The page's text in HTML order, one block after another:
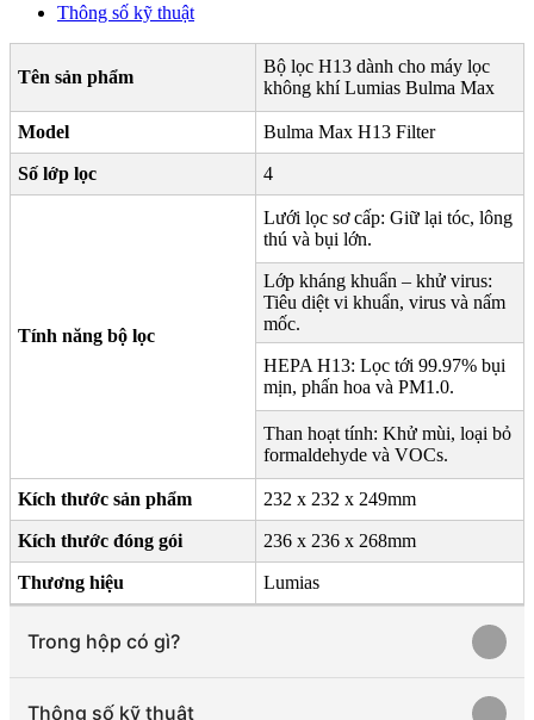
Thông số kỹ thuật
Tên sản phẩm
Bộ lọc H13 dành cho máy lọc
không khí Lumias Bulma Max
Model Bulma Max H13 Filter
Số lớp lọc 4
Tính năng bộ lọc
Lưới lọc sơ cấp: Giữ lại tóc, lông
thú và bụi lớn.
Lớp kháng khuẩn – khử virus:
Tiêu diệt vi khuẩn, virus và nấm
mốc.
HEPA H13: Lọc tới 99.97% bụi
mịn, phấn hoa và PM1.0.
Than hoạt tính: Khử mùi, loại bỏ
formaldehyde và VOCs.
Kích thước sản phẩm 232 x 232 x 249mm
Kích thước đóng gói 236 x 236 x 268mm
Thương hiệu Lumias
Trong hộp có gì?
Thông số kỹ thuật